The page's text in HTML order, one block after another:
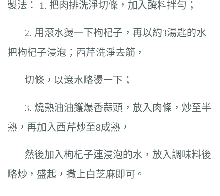
製法： 1. 把肉排洗淨切條，加入醃料拌勻；
2. 用滾水燙一下枸杞子，再以約3湯匙的水
把枸杞子浸泡；西芹洗淨去筋，
切條，以滾水略燙一下；
3. 燒熱油油鑊爆香蒜頭，放入肉條，炒至半
熟，再加入西芹炒至8成熟，
然後加入枸杞子連浸泡的水，放入調味料後
略炒，盛起，撒上白芝麻即可。